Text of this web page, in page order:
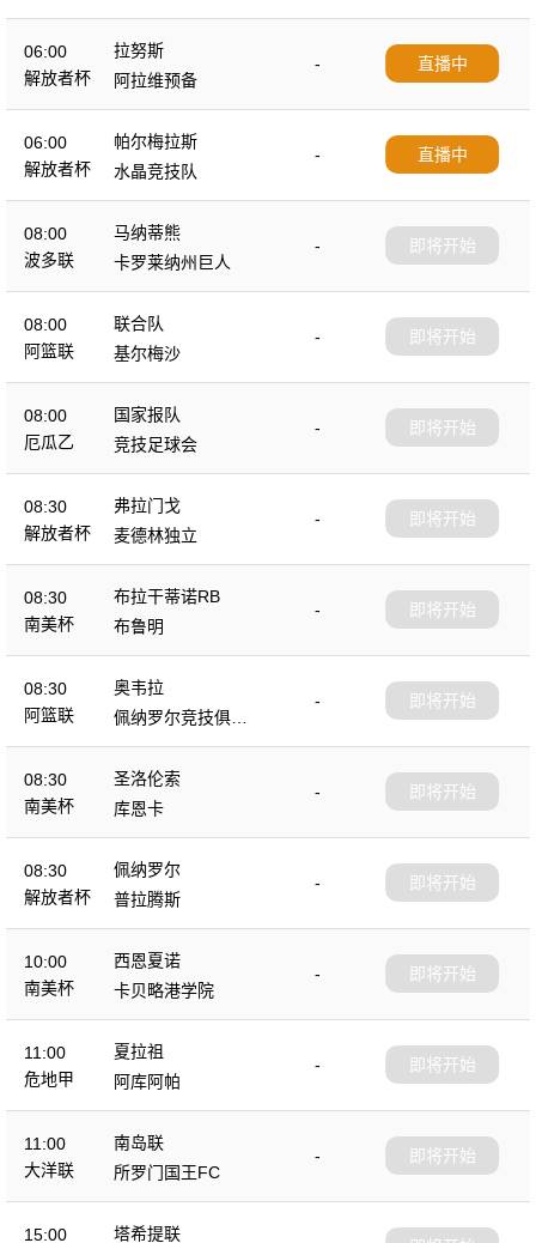
06:00
解放者杯
拉努斯
-
阿拉维预备
直播中
06:00
解放者杯
帕尔梅拉斯
-
水晶竞技队
直播中
08:00
波多联
马纳蒂熊
-
卡罗莱纳州巨人
即将开始
08:00
阿篮联
联合队
-
基尔梅沙
即将开始
08:00
厄瓜乙
国家报队
-
竞技足球会
即将开始
08:30
解放者杯
弗拉门戈
-
麦德林独立
即将开始
08:30
南美杯
布拉干蒂诺RB
-
布鲁明
即将开始
08:30
阿篮联
奥韦拉
-
佩纳罗尔竞技俱乐
部
即将开始
08:30
南美杯
圣洛伦索
-
库恩卡
即将开始
08:30
解放者杯
佩纳罗尔
-
普拉腾斯
即将开始
10:00
南美杯
西恩夏诺
-
卡贝略港学院
即将开始
11:00
危地甲
夏拉祖
-
阿库阿帕
即将开始
11:00
大洋联
南岛联
-
所罗门国王FC
即将开始
15:00 塔希提联